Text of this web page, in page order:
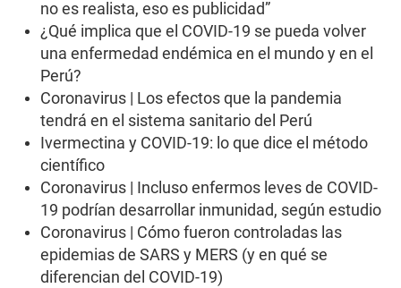
no es realista, eso es publicidad”
¿Qué implica que el COVID-19 se pueda volver
una enfermedad endémica en el mundo y en el
Perú?
Coronavirus | Los efectos que la pandemia
tendrá en el sistema sanitario del Perú
Ivermectina y COVID-19: lo que dice el método
científico
Coronavirus | Incluso enfermos leves de COVID-
19 podrían desarrollar inmunidad, según estudio
Coronavirus | Cómo fueron controladas las
epidemias de SARS y MERS (y en qué se
diferencian del COVID-19)